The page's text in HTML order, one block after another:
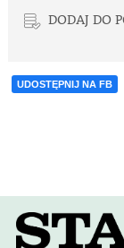
DODAJ DO
UDOSTĘPNIJ NA FB